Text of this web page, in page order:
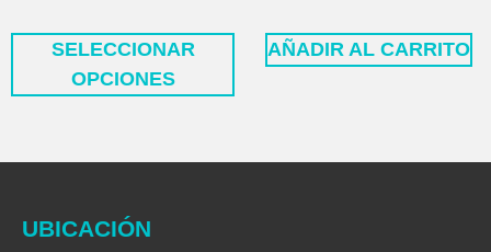
SELECCIONAR
OPCIONES
AÑADIR AL CARRITO
UBICACIÓN